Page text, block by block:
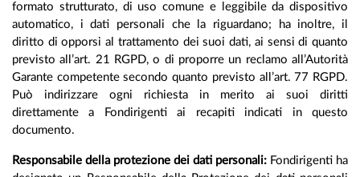
formato strutturato, di uso comune e leggibile da dispositivo
automatico, i dati personali che la riguardano; ha inoltre, il
diritto di opporsi al trattamento dei suoi dati, ai sensi di quanto
previsto all’art. 21 RGPD, o di proporre un reclamo all’Autorità
Garante competente secondo quanto previsto all’art. 77 RGPD.
Può indirizzare ogni richiesta in merito ai suoi diritti
direttamente a Fondirigenti ai recapiti indicati in questo
documento.
Responsabile della protezione dei dati personali: Fondirigenti ha